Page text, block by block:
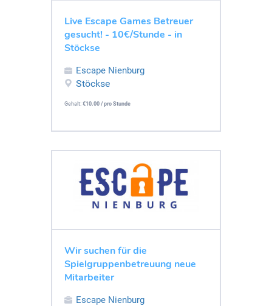
Live Escape Games Betreuer
gesucht! - 10€/Stunde - in
Stöckse
Escape Nienburg
Stöckse
Gehalt: €10.00 / pro Stunde
Wir suchen für die
Spielgruppenbetreuung neue
Mitarbeiter
Escape Nienburg